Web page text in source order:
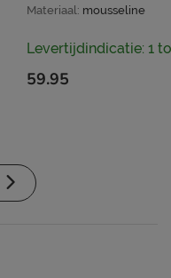
Materiaal: mousseline
Levertijdindicatie: 1
59.95